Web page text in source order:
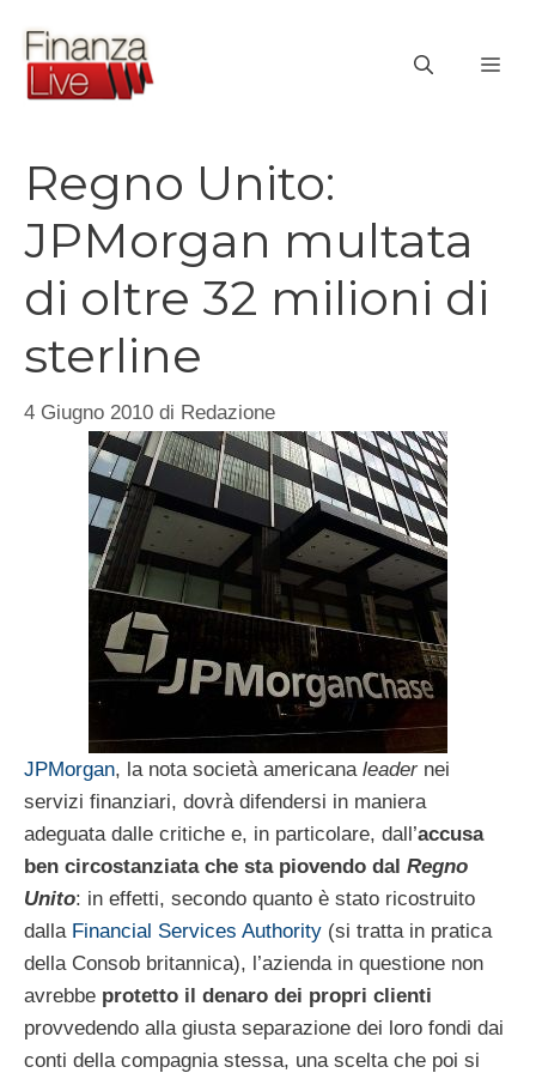
contenuto
Regno Unito:
JPMorgan multata
di oltre 32 milioni di
sterline
4 Giugno 2010 di Redazione
JPMorgan, la nota società americana leadernei
servizi finanziari, dovrà difendersi in maniera
adeguata dalle critiche e, in particolare, dall’accusa
ben circostanziata che sta piovendo dal Regno
Unito: in effetti, secondo quanto è stato ricostruito
dalla Financial Services Authority (si tratta in pratica
della Consob britannica), l’azienda in questione non
avrebbe protetto il denaro dei propri clienti
provvedendo alla giusta separazione dei loro fondi dai
conti della compagnia stessa, una scelta che poi si